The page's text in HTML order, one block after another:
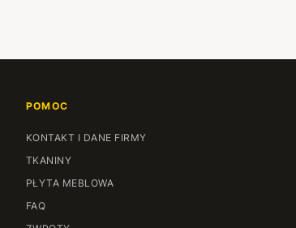
POMOC
KONTAKT I DANE FIRMY
TKANINY
PŁYTA MEBLOWA
FAQ